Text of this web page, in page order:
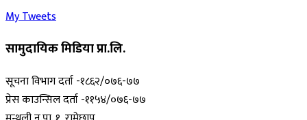
My Tweets
सामुदायिक मिडिया प्रा.लि.
सूचना विभाग दर्ता -१८६२/०७६-७७
प्रेस काउन्सिल दर्ता -११५४/०७६-७७